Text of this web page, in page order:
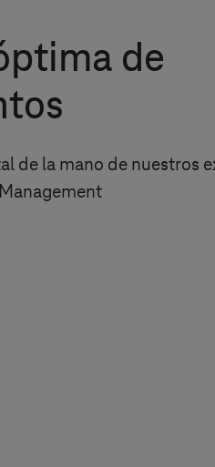
de
de la mano de nuestros